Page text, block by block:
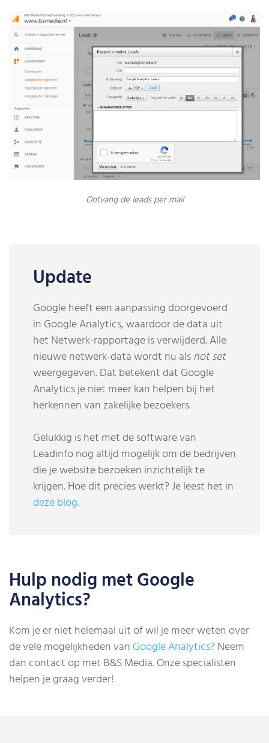
Ontvang de leads per mail
Update
Google heeft een aanpassing doorgevoerd
in Google Analytics, waardoor de data uit
het Netwerk-rapportage is verwijderd. Alle
nieuwe netwerk-data wordt nu alsnot set
weergegeven. Dat betekent dat Google
Analytics je niet meer kan helpen bij het
herkennen van zakelijke bezoekers.
Gelukkig is het met de software van
Leadinfo nog altijd mogelijk om de bedrijven
die je website bezoeken inzichtelijk te
krijgen. Hoe dit precies werkt? Je leest het in
deze blog.
Hulp nodig met Google
Analytics?
Kom je er niet helemaal uit of wil je meer weten over
de vele mogelijkheden van Google Analytics? Neem
dan contact op met B&S Media. Onze specialisten
helpen je graag verder!